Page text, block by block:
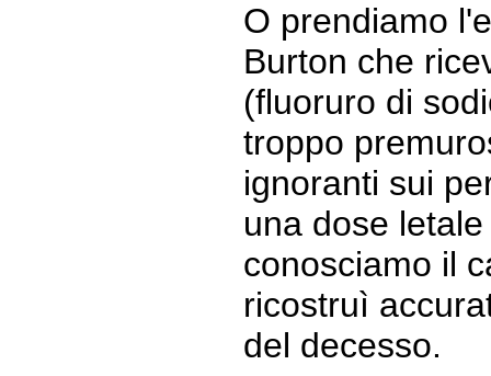
O prendiamo
Burton che
(fluoruro di
troppo
ignoranti sui
una dose
conosciamo il
ricostruì
del decesso.